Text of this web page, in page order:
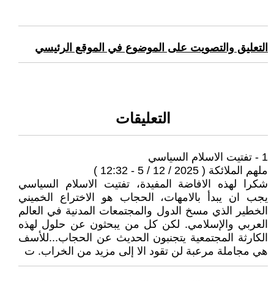
التعليق والتصويت على الموضوع في الموقع الرئيسي
التعليقات
1 - تفتيت الاسلام السياسي
ملهم الملائكة ( 2025 / 12 / 5 - 12:32 )
شكرا لهذه الافاضة المفيدة، تفتيت الاسلام السياسي
يجب ان يبدأ بالامهات، الحجاب هو الاختراع الخميني
الخطير الذي مسخ الدول والمجتمعات المدنية في العالم
العربي والإسلامي. لكن كل من يبحثون عن حلول لهذه
الكارثة المجتمعية يتجنبون الحديث عن الحجاب...للأسف
هي مجاملة مرعبة لن تقود الا إلى مزيد من الخراب. ت